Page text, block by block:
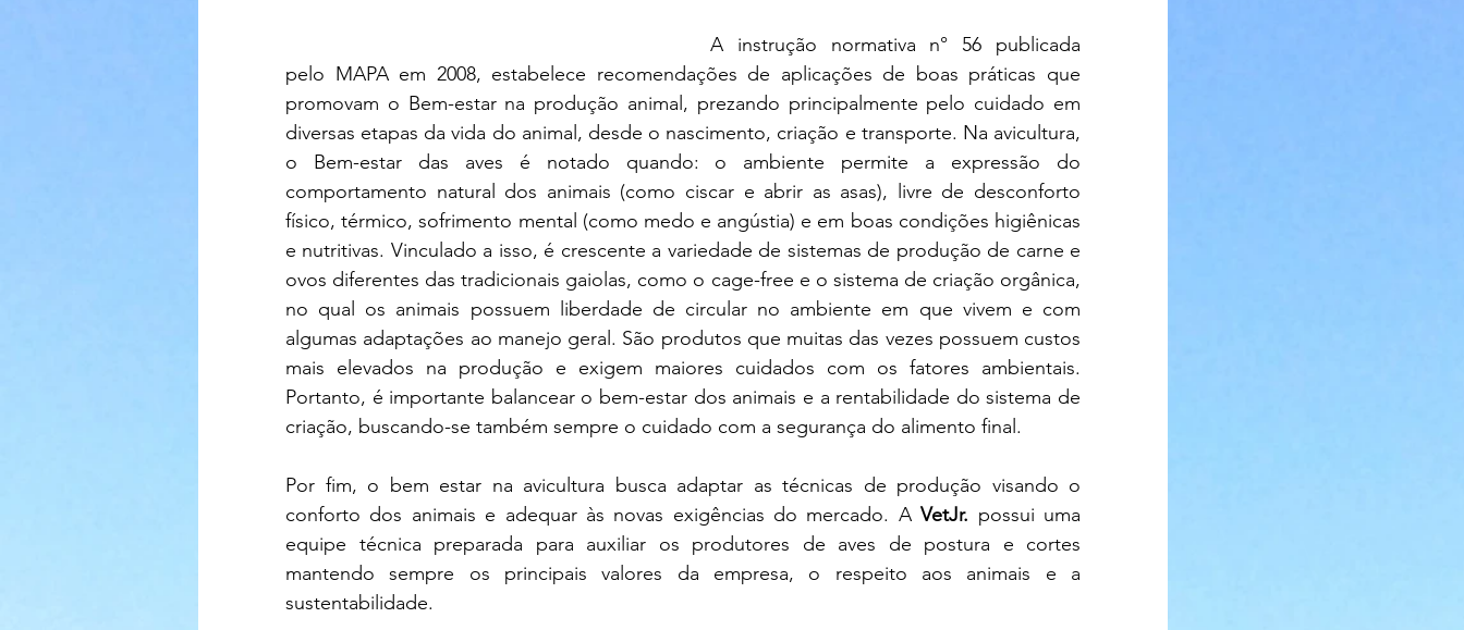
A instrução normativa n° 56 publicada
pelo MAPA em 2008, estabelece recomendações de aplicações de boas práticas que
promovam o Bem-estar na produção animal, prezando principalmente pelo cuidado em
diversas etapas da vida do animal, desde o nascimento, criação e transporte. Na avicultura,
o Bem-estar das aves é notado quando: o ambiente permite a expressão do
comportamento natural dos animais (como ciscar e abrir as asas), livre de desconforto
físico, térmico, sofrimento mental (como medo e angústia) e em boas condições higiênicas
e nutritivas. Vinculado a isso, é crescente a variedade de sistemas de produção de carne e
ovos diferentes das tradicionais gaiolas, como o cage-free e o sistema de criação orgânica,
no qual os animais possuem liberdade de circular no ambiente em que vivem e com
algumas adaptações ao manejo geral. São produtos que muitas das vezes possuem custos
mais elevados na produção e exigem maiores cuidados com os fatores ambientais.
Portanto, é importante balancear o bem-estar dos animais e a rentabilidade do sistema de
criação, buscando-se também sempre o cuidado com a segurança do alimento final.
Por fim, o bem estar na avicultura busca adaptar as técnicas de produção visando o
conforto dos animais e adequar às novas exigências do mercado. A VetJr. possui uma
equipe técnica preparada para auxiliar os produtores de aves de postura e cortes
mantendo sempre os principais valores da empresa, o respeito aos animais e a
sustentabilidade.